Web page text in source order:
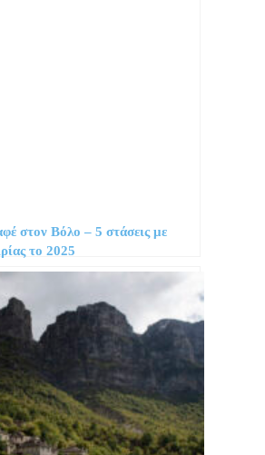
στον Βόλο – 5 στάσεις με
το 2025